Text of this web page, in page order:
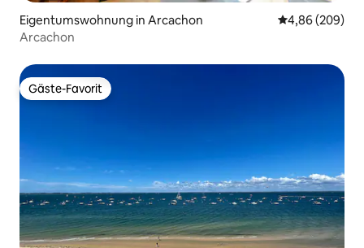
Eigentumswohnung in Arcachon
4,86 (209)
Arcachon
Gäste-Favorit
Gäste-Favorit